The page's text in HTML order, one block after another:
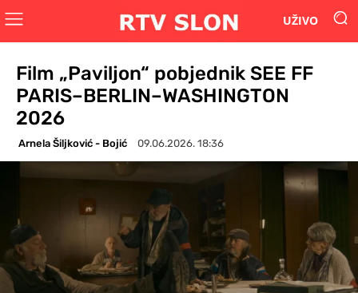
UŽIVO
Film „Paviljon“ pobjednik SEE FF
PARIS–BERLIN–WASHINGTON
2026
Arnela Šiljković - Bojić 09.06.2026. 18:36